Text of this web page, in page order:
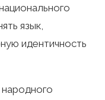
язык,
идентичность